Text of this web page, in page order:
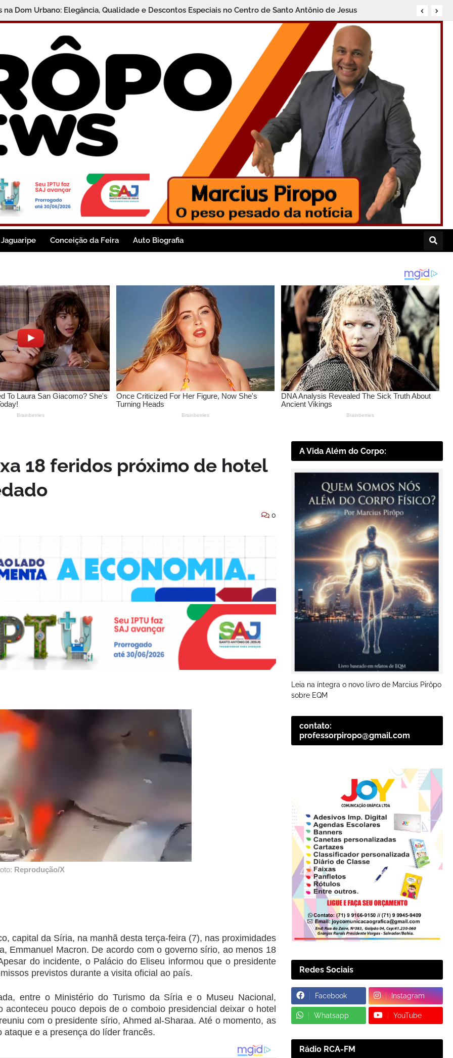
na Dom Urbano: Elegância, Qualidade e Descontos Especiais no Centro de Santo Antônio de Jesus
Jaguaripe Conceição da Feira Auto Biografia
18 feridos próximo de hotel
0
Reprodução/X
capital da Síria, na manhã desta terça-feira (7), nas proximidades
Emmanuel Macron. De acordo com o governo sírio, ao menos 18
do incidente, o Palácio do Eliseu informou que o presidente
previstos durante a visita oficial ao país.
entre o Ministério do Turismo da Síria e o Museu Nacional,
pouco depois de o comboio presidencial deixar o hotel
com o presidente sírio, Ahmed al-Sharaa. Até o momento, as
e a presença do líder francês.
A Vida Além do Corpo:
Leia na íntegra o novo livro de Marcius Pirôpo
sobre EQM
contato:
professorpiropo@gmail.com
Redes Sociais
Facebook Instagram
Whatsapp YouTube
Rádio RCA-FM